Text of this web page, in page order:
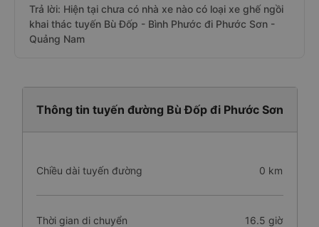
Trả lời: Hiện tại chưa có nhà xe nào có loại xe ghế ngồi
khai thác tuyến Bù Đốp - Bình Phước đi Phước Sơn -
Quảng Nam
Thông tin tuyến đường Bù Đốp đi Phước Sơn
Chiều dài tuyến đường 0 km
Thời gian di chuyển 16.5 giờ